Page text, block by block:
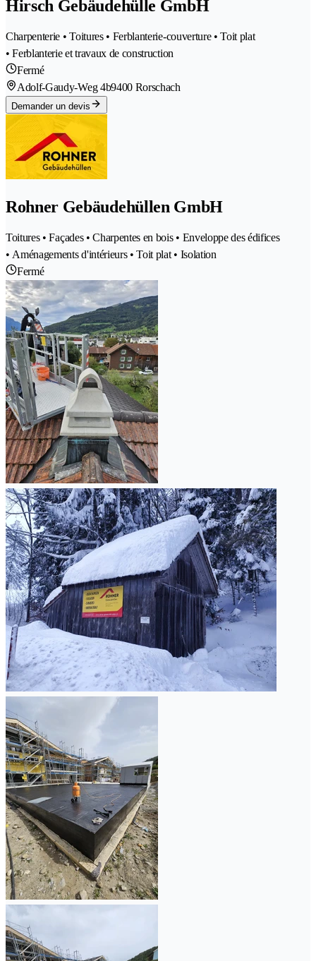
Hirsch Gebäudehülle GmbH
Charpenterie • Toitures • Ferblanterie-couverture • Toit plat
• Ferblanterie et travaux de construction
Fermé
Adolf-Gaudy-Weg 4b9400 Rorschach
Demander un devis
Rohner Gebäudehüllen GmbH
Toitures • Façades • Charpentes en bois • Enveloppe des édifices
• Aménagements d'intérieurs • Toit plat • Isolation
Fermé